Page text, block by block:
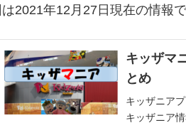
2021年12月27日現在の情報
キッザマ
とめ
キッザニア
キッザニア